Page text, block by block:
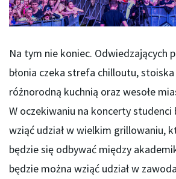
Na tym nie koniec. Odwiedzających
błonia czeka strefa chilloutu,
różnorodną kuchnią oraz wesołe
W oczekiwaniu na koncerty studenci
wziąć udział w wielkim grillowaniu,
będzie się odbywać między
będzie można wziąć udział w